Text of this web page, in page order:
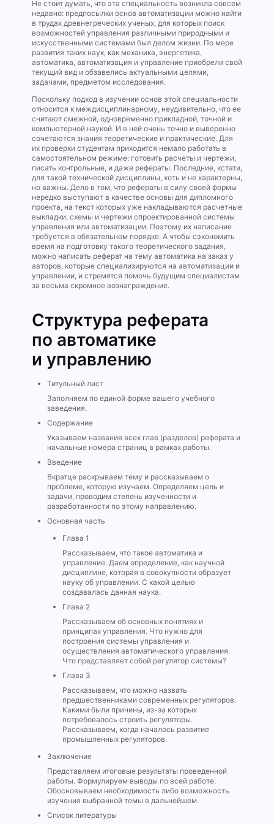
Не стоит думать, что эта специальность возникла совсем
недавно: предпосылки основ автоматизации можно найти
в трудах древнегреческих ученых, для которых поиск
возможностей управления различными природными и
искусственными системами был делом жизни. По мере
развития таких наук, как механика, энергетика,
автоматика, автоматизация и управление приобрели свой
текущий вид и обзавелись актуальными целями,
задачами, предметом исследования.
Поскольку подход в изучении основ этой специальности
относится к междисциплинарному, неудивительно, что ее
считают смежной, одновременно прикладной, точной и
компьютерной наукой. И в ней очень точно и выверенно
сочетаются знания теоретические и практические. Для
их проверки студентам приходится немало работать в
самостоятельном режиме: готовить расчеты и чертежи,
писать контрольные, и даже рефераты. Последние, кстати,
для такой технической дисциплины, хоть и не характерны,
но важны. Дело в том, что рефераты в силу своей формы
нередко выступают в качестве основы для дипломного
проекта, на текст которых уже накладываются расчетные
выкладки, схемы и чертежи спроектированной системы
управления или автоматизации. Поэтому их написание
требуется в обязательном порядке. А чтобы сэкономить
время на подготовку такого теоретического задания,
можно написать реферат на тему автоматика на заказ у
авторов, которые специализируются на автоматизации и
управлении, и стремятся помочь будущим специалистам
за весьма скромное вознаграждение.
Структура реферата
по автоматике
и управлению
Титульный лист
Заполняем по единой форме вашего учебного
заведения.
Содержание
Указываем названия всех глав (разделов) реферата и
начальные номера страниц в рамках работы.
Введение
Вкратце раскрываем тему и рассказываем о
проблеме, которую изучаем. Определяем цель и
задачи, проводим степень изученности и
разработанности по этому направлению.
Основная часть
Глава 1
Рассказываем, что такое автоматика и
управление. Даем определение, как научной
дисциплине, которая в совокупности образует
науку об управлении. С какой целью
создавалась данная наука.
Глава 2
Рассказываем об основных понятиях и
принципах управления. Что нужно для
построения системы управления и
осуществления автоматического управления.
Что представляет собой регулятор системы?
Глава 3
Рассказываем, что можно назвать
предшественниками современных регуляторов.
Какими были причины, из-за которых
потребовалось строить регуляторы.
Рассказываем, когда началось развитие
промышленных регуляторов.
Заключение
Представляем итоговые результаты проведенной
работы. Формулируем выводы по всей работе.
Обосновываем необходимость либо возможность
изучения выбранной темы в дальнейшем.
Список литературы